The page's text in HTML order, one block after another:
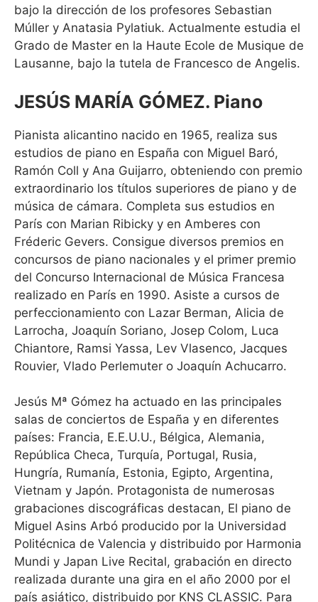
bajo la dirección de los profesores Sebastian
Múller y Anatasia Pylatiuk. Actualmente estudia el
Grado de Master en la Haute Ecole de Musique de
Lausanne, bajo la tutela de Francesco de Angelis.
JESÚS MARÍA GÓMEZ. Piano
Pianista alicantino nacido en 1965, realiza sus
estudios de piano en España con Miguel Baró,
Ramón Coll y Ana Guijarro, obteniendo con premio
extraordinario los títulos superiores de piano y de
música de cámara. Completa sus estudios en
París con Marian Ribicky y en Amberes con
Fréderic Gevers. Consigue diversos premios en
concursos de piano nacionales y el primer premio
del Concurso Internacional de Música Francesa
realizado en París en 1990. Asiste a cursos de
perfeccionamiento con Lazar Berman, Alicia de
Larrocha, Joaquín Soriano, Josep Colom, Luca
Chiantore, Ramsi Yassa, Lev Vlasenco, Jacques
Rouvier, Vlado Perlemuter o Joaquín Achucarro.
Jesús Mª Gómez ha actuado en las principales
salas de conciertos de España y en diferentes
países: Francia, E.E.U.U., Bélgica, Alemania,
República Checa, Turquía, Portugal, Rusia,
Hungría, Rumanía, Estonia, Egipto, Argentina,
Vietnam y Japón. Protagonista de numerosas
grabaciones discográficas destacan, El piano de
Miguel Asins Arbó producido por la Universidad
Politécnica de Valencia y distribuido por Harmonia
Mundi y Japan Live Recital, grabación en directo
realizada durante una gira en el año 2000 por el
país asiático, distribuido por KNS CLASSIC. Para